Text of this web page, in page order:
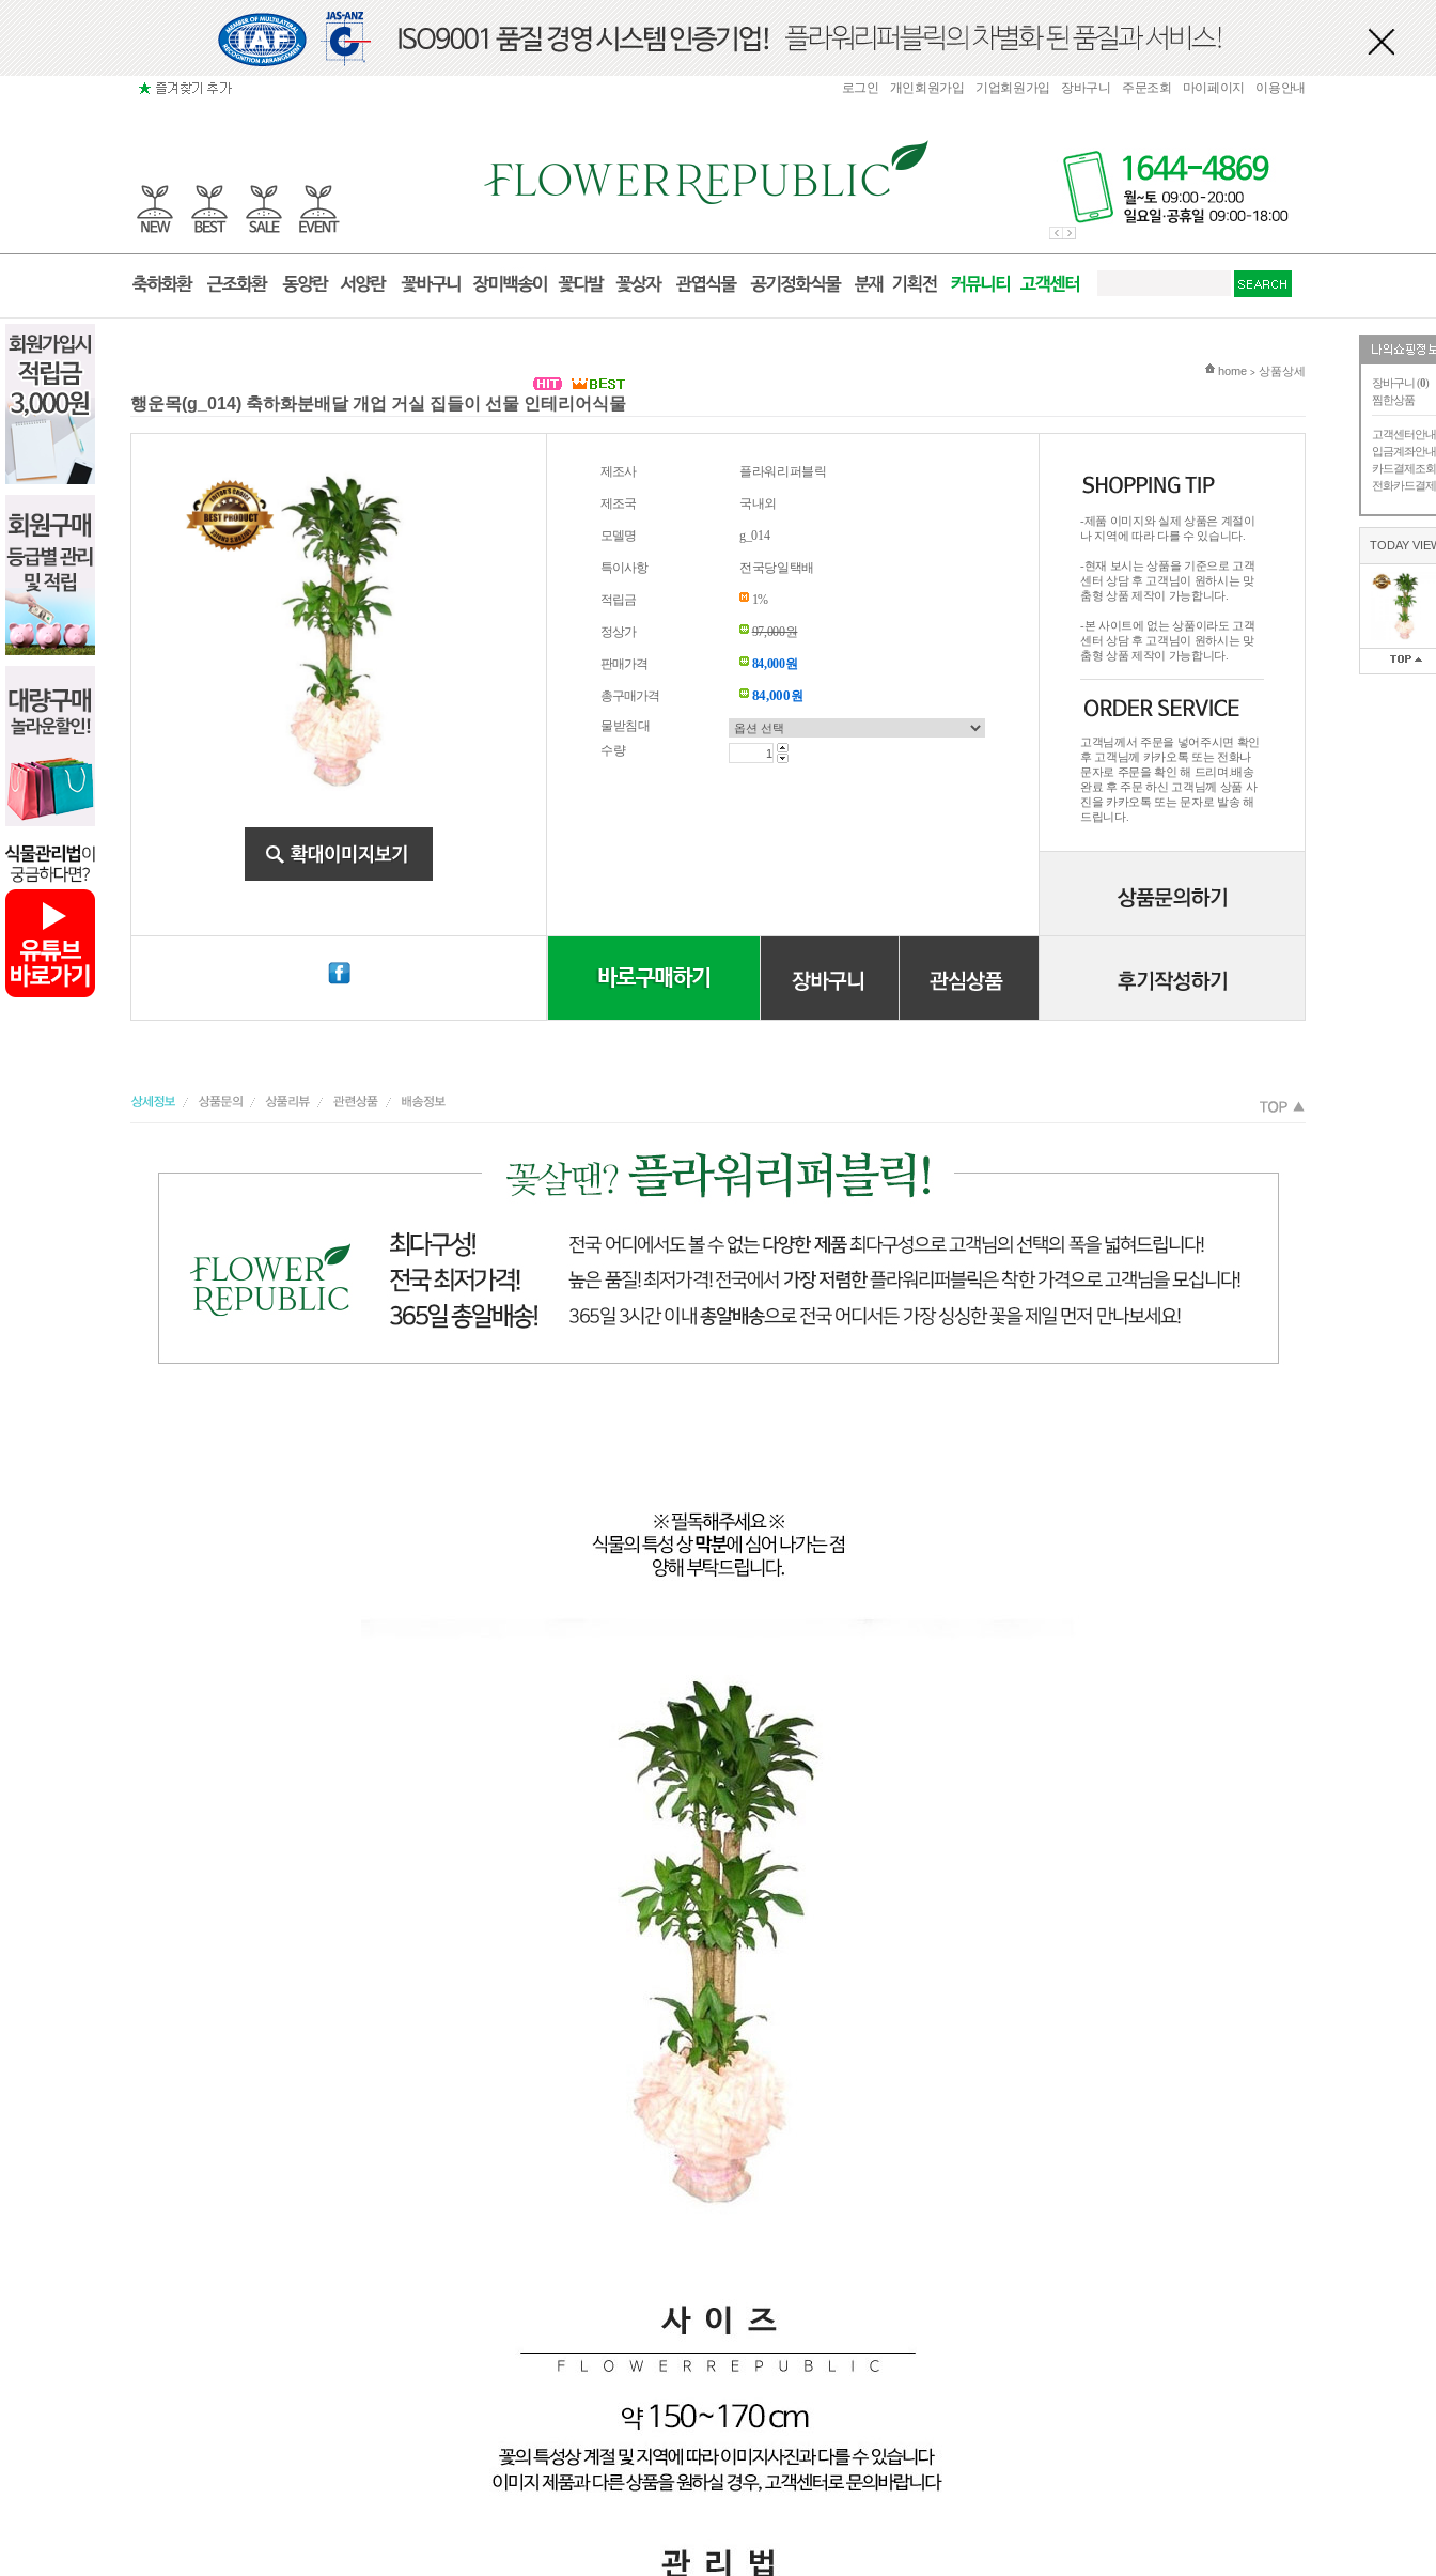
장바구니 (0)
찜한상품
고객센터안내
입금계좌안내
카드결제조회
전화카드결제
TODAY
로그인 개인회원가입 기업회원가입 장바구니 주문조회 마이페이지 이용안내
현재 위치
home > 상품상세
행운목(g_014) 축하화분배달 개업 거실 집들이 선물 인테리어식물
제조사 플라워리퍼블릭
제조국 국내외
모델명 g_014
특이사항 전국당일택배
적립금 1%
정상가 97,000원
판매가격 84,000원
총구매가격 84,000원
물받침대
수량
-제품 이미지와 실제 상품은 계절이
나 지역에 따라 다를 수 있습니다.
-현재 보시는 상품을 기준으로 고객
센터 상담 후 고객님이 원하시는 맞
춤형 상품 제작이 가능합니다.
-본 사이트에 없는 상품이라도 고객
센터 상담 후 고객님이 원하시는 맞
춤형 상품 제작이 가능합니다.
고객님께서 주문을 넣어주시면 확인
후 고객님께 카카오톡 또는 전화나
문자로 주문을 확인 해 드리며.배송
완료 후 주문 하신 고객님께 상품 사
진을 카카오톡 또는 문자로 발송 해
드립니다.